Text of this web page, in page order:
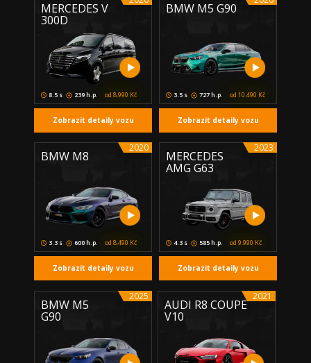
BMW M8
od 8.490 Kč
3.3 s 600 h.p.
2020
Zobrazit detaily vozu
MERCEDES
AMG G63
od 9.990 Kč
4.3 s 585 h.p.
2023
Zobrazit detaily vozu
BMW M5 G90
od 10.490 Kč
3.5 s 727 h.p.
Zobrazit detaily vozu
MERCEDES V
300D
od 8.990 Kč
8.5 s 239 h.p.
Zobrazit detaily vozu
BMW M5
G90
2025
AUDI R8 COUPE
V10
2021